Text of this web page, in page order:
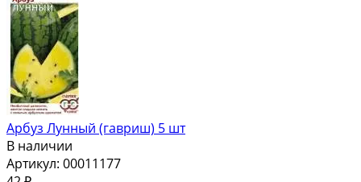
Арбуз Лунный (гавриш) 5 шт
В наличии
Артикул: 00011177